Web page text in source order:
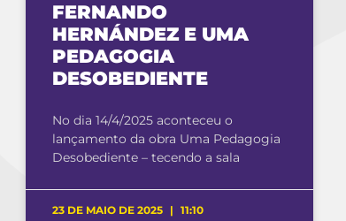
FERNANDO
HERNÁNDEZ E UMA
PEDAGOGIA
DESOBEDIENTE
No dia 14/4/2025 aconteceu o
lançamento da obra Uma Pedagogia
Desobediente – tecendo a sala
23 DE MAIO DE 2025 11:10